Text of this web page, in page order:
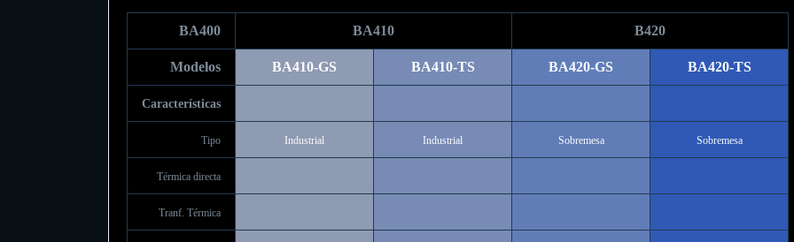
BA400 BA410 B420
Modelos BA410-GS BA410-TS BA420-GS BA420-TS
Características
Tipo Industrial Industrial Sobremesa Sobremesa
Térmica directa
Tranf. Térmica